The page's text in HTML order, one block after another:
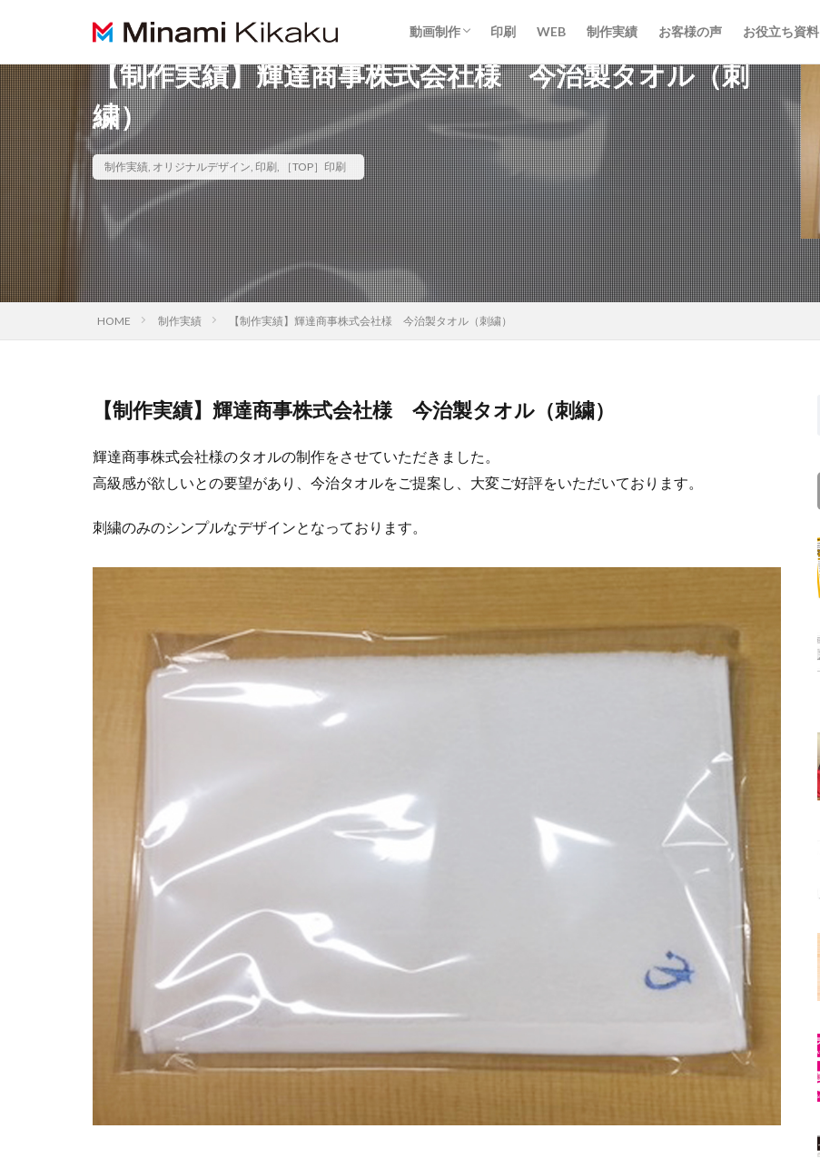
動画制作
動画制作
ライブ配信
印刷 WEB 制作実績 お客様の声 お役立ち資料
【制作実績】輝達商事株式会社様 今治製タオル（刺
繍）
制作実績, オリジナルデザイン, 印刷, ［TOP］印刷
HOME 制作実績 【制作実績】輝達商事株式会社様 今治製タオル（刺繍）
【制作実績】輝達商事株式会社様 今治製タオル（刺繍）
輝達商事株式会社様のタオルの制作をさせていただきました。
高級感が欲しいとの要望があり、今治タオルをご提案し、大変ご好評をいただいております。
刺繍のみのシンプルなデザインとなっております。